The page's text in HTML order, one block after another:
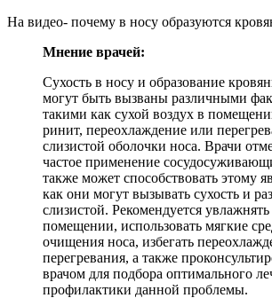
На видео- почему в носу образуются
Мнение врачей:
Сухость в носу и образование
могут быть вызваны различными
такими как сухой воздух в
ринит, переохлаждение или
слизистой оболочки носа. Врачи
частое применение
также может способствовать этому
как они могут вызывать сухость и
слизистой. Рекомендуется увлажнять
помещении, использовать мягкие
очищения носа, избегать
перегревания, а также
врачом для подбора оптимального
профилактики данной проблемы.